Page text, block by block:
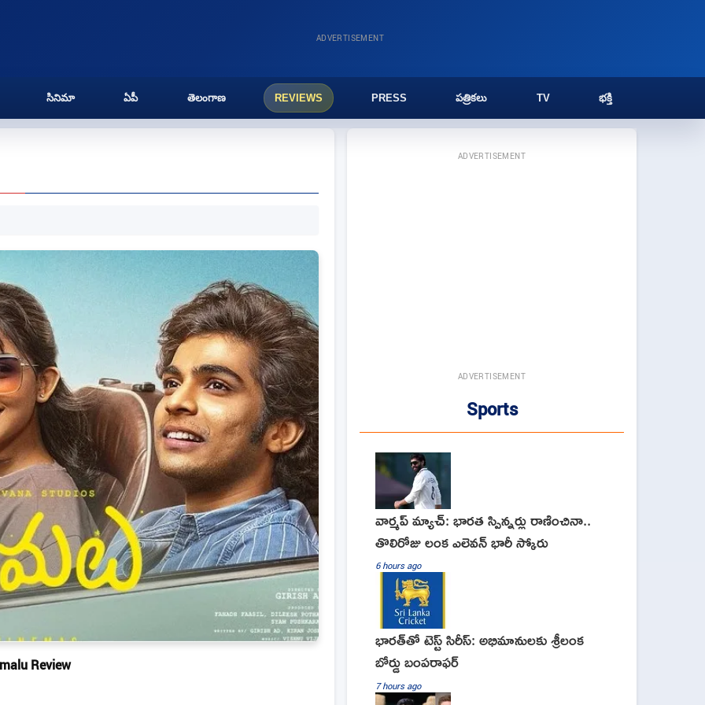
ADVERTISEMENT
సినిమా ఏపీ తెలంగాణ REVIEWS PRESS పత్రికలు TV భక్తి
Review
ADVERTISEMENT
ADVERTISEMENT
Sports
వార్మప్ మ్యాచ్: భారత స్పిన్నర్లు రాణించినా..
తొలిరోజు లంక ఎలెవన్ భారీ స్కోరు
6 hours ago
భారత్‌తో టెస్ట్ సిరీస్: అభిమానులకు శ్రీలంక
బోర్డు బంపరాఫర్
7 hours ago